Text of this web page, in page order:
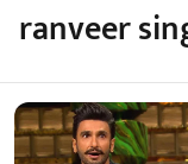
ranveer